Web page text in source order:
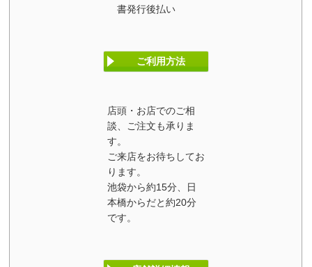
書発行後払い
ご利用方法
店頭・お店でのご相
談、ご注文も承りま
す。
ご来店をお待ちしてお
ります。
池袋から約15分、日
本橋からだと約20分
です。